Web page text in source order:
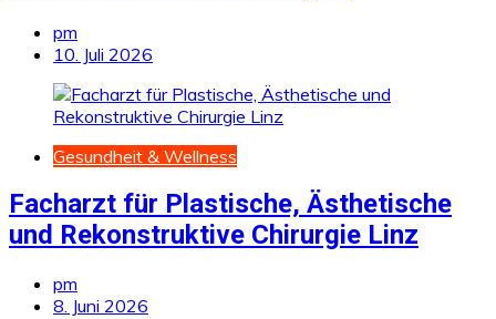
pm
10. Juli 2026
Gesundheit & Wellness
Facharzt für Plastische, Ästhetische
und Rekonstruktive Chirurgie Linz
pm
8. Juni 2026